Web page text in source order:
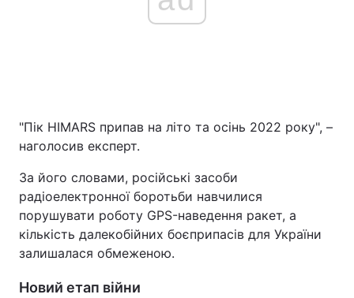
"Пік HIMARS припав на літо та осінь 2022 року", –
наголосив експерт.
За його словами, російські засоби
радіоелектронної боротьби навчилися
порушувати роботу GPS-наведення ракет, а
кількість далекобійних боєприпасів для України
залишалася обмеженою.
Новий етап війни